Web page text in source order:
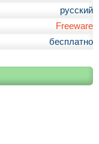
русский
Freeware
бесплатно